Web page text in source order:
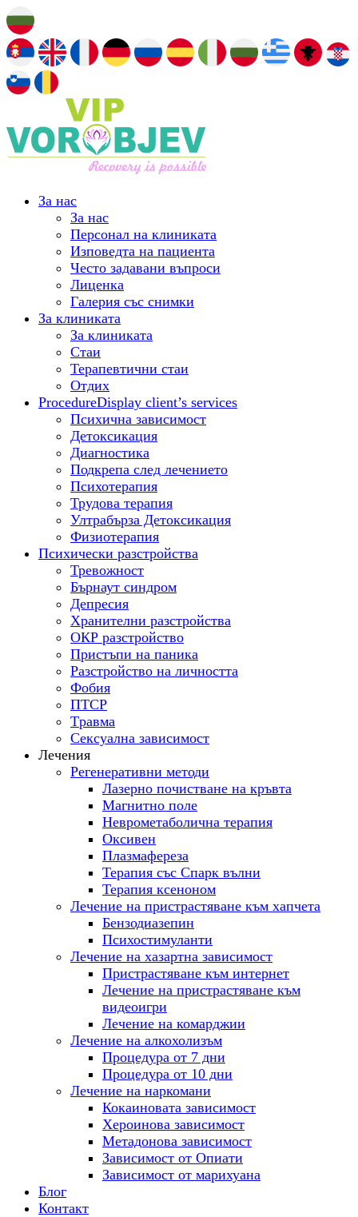
За нас
За нас
Персонал на клиниката
Изповедта на пациента
Често задавани въпроси
Лиценка
Галерия със снимки
За клиниката
За клиниката
Стаи
Терапевтични стаи
Отдих
ProcedureDisplay client’s services
Психична зависимост
Детоксикация
Диагностика
Подкрепа след лечението
Психотерапия
Трудова терапия
Ултрабърза Детоксикация
Физиотерапия
Психически разстройства
Тревожност
Бърнаут синдром
Депресия
Хранителни разстройства
ОКР разстройство
Пристъпи на паника
Разстройство на личността
Фобия
ПТСР
Tравма
Сексуална зависимост
Лечения
Регенеративни методи
Лазерно почистване на кръвта
Магнитно поле
Неврометаболична терапия
Оксивен
Плазмафереза
Терапия със Спарк вълни
Терапия ксеноном
Лечение на пристрастяване към хапчета
Бензодиазепин
Психостимуланти
Лечение на хазартна зависимост
Пристрастяване към интернет
Лечение на пристрастяване към
видеоигри
Лечение на комарджии
Лечение на алкохолизъм
Процедура от 7 дни
Процедура от 10 дни
Лечение на наркомани
Кокаиновата зависимост
Хероинова зависимост
Метадонова зависимост
Зависимост от Опиати
Зависимост от марихуана
Блог
Контакт